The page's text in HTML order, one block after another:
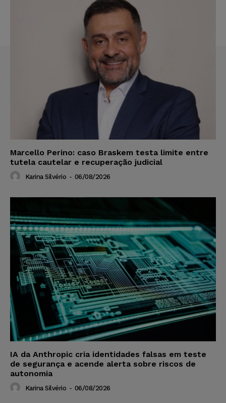
Marcello Perino: caso Braskem testa limite entre
tutela cautelar e recuperação judicial
Karina Silvério - 06/08/2026
IA da Anthropic cria identidades falsas em teste
de segurança e acende alerta sobre riscos de
autonomia
Karina Silvério - 06/08/2026